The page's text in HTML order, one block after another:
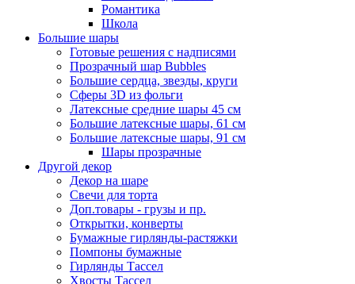
Романтика
Школа
Большие шары
Готовые решения с надписями
Прозрачный шар Bubbles
Большие сердца, звезды, круги
Сферы 3D из фольги
Латексные средние шары 45 см
Большие латексные шары, 61 см
Большие латексные шары, 91 см
Шары прозрачные
Другой декор
Декор на шаре
Свечи для торта
Доп.товары - грузы и пр.
Открытки, конверты
Бумажные гирлянды-растяжки
Помпоны бумажные
Гирлянды Тассел
Хвосты Тассел